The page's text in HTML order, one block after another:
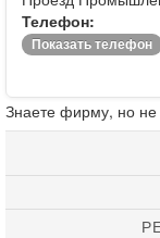
Телефон:
Показать телефон
Знаете фирму, но